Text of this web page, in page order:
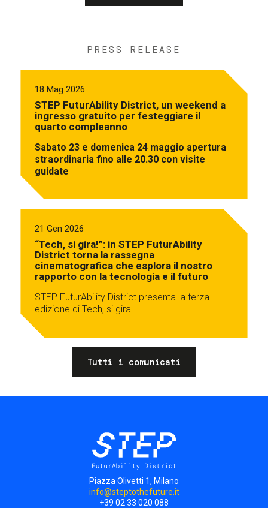
PRESS RELEASE
18 Mag 2026
STEP FuturAbility District, un weekend a
ingresso gratuito per festeggiare il
quarto compleanno
Sabato 23 e domenica 24 maggio apertura
straordinaria fino alle 20.30 con visite
guidate
21 Gen 2026
“Tech, si gira!”: in STEP FuturAbility
District torna la rassegna
cinematografica che esplora il nostro
rapporto con la tecnologia e il futuro
STEP FuturAbility District presenta la terza
edizione di Tech, si gira!
Tutti i comunicati
Piazza Olivetti 1, Milano
info@steptothefuture.it
+39 02 33 020 088